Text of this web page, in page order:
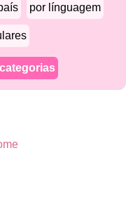
por línguagem